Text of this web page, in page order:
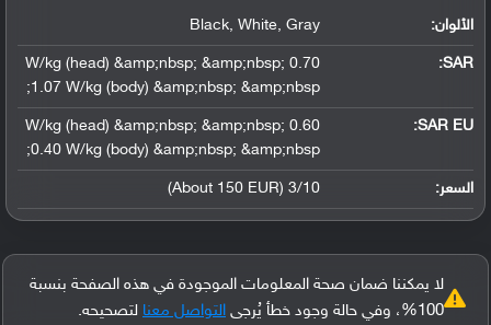
الألوان: Black, White, Gray
SAR
:
0.70 W/kg (head) &amp;nbsp; &amp;nbsp;
1.07 W/kg (body) &amp;nbsp; &amp;nbsp;
SAR EU:
0.60 W/kg (head) &amp;nbsp; &amp;nbsp;
0.40 W/kg (body) &amp;nbsp; &amp;nbsp;
السعر: 3/10 (About 150 EUR)
لا يمكننا ضمان صحة المعلومات الموجودة في هذه الصفحة بنسبة
100%، وفي حالة وجود خطأ يُرجى
التواصل معنا لتصحيحه.